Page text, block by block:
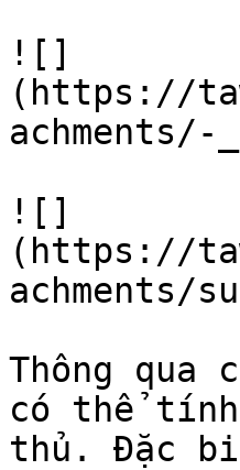
![]
(https://
achments/-
![]
(https://
achments/
Thông qua
có thể
thủ. Đặc